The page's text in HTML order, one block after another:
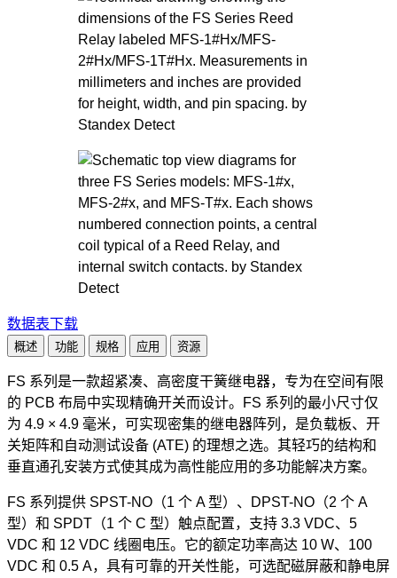
数据表下载
概述 功能 规格 应用 资源
FS 系列是一款超紧凑、高密度干簧继电器，专为在空间有限
的 PCB 布局中实现精确开关而设计。FS 系列的最小尺寸仅
为 4.9 × 4.9 毫米，可实现密集的继电器阵列，是负载板、开
关矩阵和自动测试设备 (ATE) 的理想之选。其轻巧的结构和
垂直通孔安装方式使其成为高性能应用的多功能解决方案。
FS 系列提供 SPST-NO（1 个 A 型）、DPST-NO（2 个 A
型）和 SPDT（1 个 C 型）触点配置，支持 3.3 VDC、5
VDC 和 12 VDC 线圈电压。它的额定功率高达 10 W、100
VDC 和 0.5 A，具有可靠的开关性能，可选配磁屏蔽和静电屏